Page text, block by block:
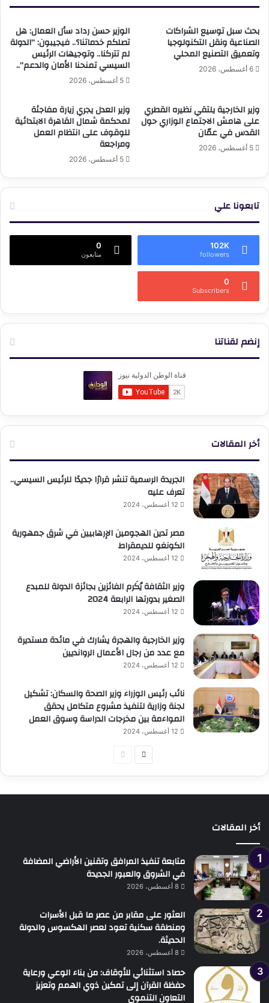
بحث سبل توسيع الشراكات
الصناعية ونقل التكنولوجيا
وتعميق التصنيع المحلي
6 أغسطس، 2026
الوزير حسن رداد سأل العمال: هل
تصلكم خدماتنا؟.. فيجيبون: “الدولة
لم تتركنا.. وتوجيهات الرئيس
السيسي تمنحنا الأمان والدعم”..
5 أغسطس، 2026
وزير الخارجية يلتقي نظيره القطري
على هامش الاجتماع الوزاري حول
القدس في عمّان
5 أغسطس، 2026
وزير العدل يجري زيارة مفاجئة
لمحكمة شمال القاهرة الابتدائية
للوقوف على انتظام العمل
ومراجعة
5 أغسطس، 2026
تابعونا علي
102K
followers
0
متابعون
0
Subscribers
إنضم لقناتنا
أخر المقالات
الجريدة الرسمية تنشر قرارًا جديدًا للرئيس السيسي..
تعرف عليه
12 أغسطس، 2024
مصر تدين الهجومين الإرهابيين في شرق جمهورية
الكونغو للديمقراط
12 أغسطس، 2024
وزير الثقافة يُكَرم الفائزين بجائزة الدولة للمبدع
الصغير بدورتها الرابعة 2024
12 أغسطس، 2024
وزير الخارجية والهجرة يشارك في مائدة مستديرة
مع عدد من رجال الأعمال الروانديين
12 أغسطس، 2024
نائب رئيس الوزراء وزير الصحة والسكان: تشكيل
لجنة وزارية لتنفيذ مشروع متكامل يحقق
المواءمة بين مخرجات الدراسة وسوق العمل
12 أغسطس، 2024
الصفحة
أخر المقالات
متابعة تنفيذ المرافق وتقنين الأراضي المضافة
في الشروق والعبور الجديدة
8 أغسطس، 2026
العثور على مقابر من عصر ما قبل الأسرات
ومنطقة سكنية تعود لعصر الهكسوس والدولة
الحديثة.
8 أغسطس، 2026
حصاد استثنائي للأوقاف: من بناء الوعي ورعاية
حفظة القرآن إلى تمكين ذوي الهمم وتعزيز
التعاون التنموي